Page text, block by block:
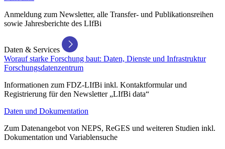
Anmeldung zum Newsletter, alle Transfer- und Publikationsreihen
sowie Jahresberichte des LIfBi
Daten & Services
Worauf starke Forschung baut: Daten, Dienste und Infrastruktur
Forschungsdatenzentrum
Informationen zum FDZ-LIfBi inkl. Kontaktformular und
Registrierung für den Newsletter „LIfBi data“
Daten und Dokumentation
Zum Datenangebot von NEPS, ReGES und weiteren Studien inkl.
Dokumentation und Variablensuche